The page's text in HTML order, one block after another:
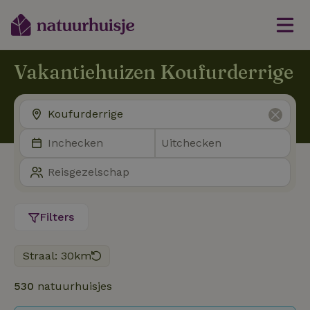
Vakantiehuizen Koufurderrige
Filters
Straal: 30km
530 natuurhuisjes